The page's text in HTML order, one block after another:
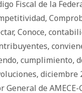
Fiscal de la
,
, Conoce,
,
, cumplimiento,
, diciembre
General de AMECE-